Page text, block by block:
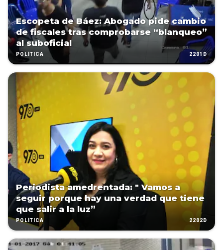
Escopeta de Báez: Abogado pide cambio
de fiscales tras comprobarse “blanqueo”
al suboficial
POLÍTICA 2201D
Periodista amedrentada: " Vamos a
seguir porque hay una verdad que tiene
que salir a la luz”
POLÍTICA 2202D